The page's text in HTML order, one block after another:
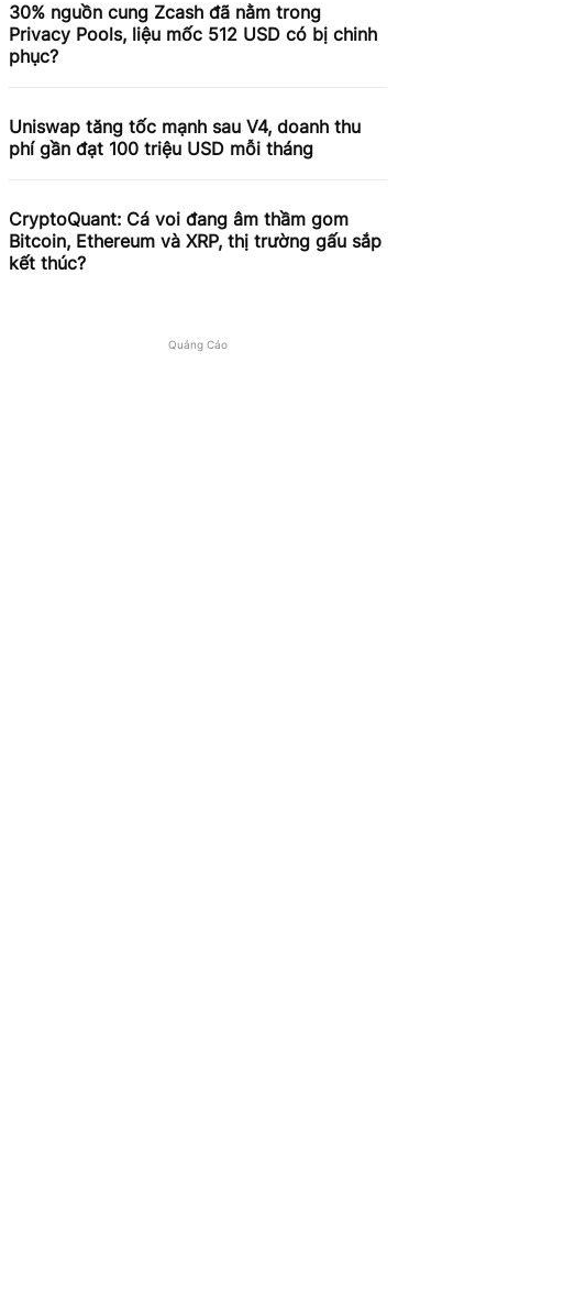
30% nguồn cung Zcash đã nằm trong
Privacy Pools, liệu mốc 512 USD có bị chinh
phục?
Uniswap tăng tốc mạnh sau V4, doanh thu
phí gần đạt 100 triệu USD mỗi tháng
CryptoQuant: Cá voi đang âm thầm gom
Bitcoin, Ethereum và XRP, thị trường gấu sắp
kết thúc?
Quảng Cáo